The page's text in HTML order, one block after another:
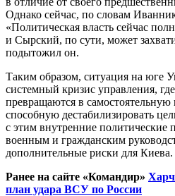
Однако сейчас, по словам
«Политическая власть сейчас
и Сырский, по сути, может
подытожил он.
Таким образом, ситуация на юге
системный кризис управления,
превращаются в самостоятельную
способную дестабилизировать
с этим внутренние политические
военным и гражданским
дополнительные риски для Киева.
Ранее на сайте «Командир»
план удара ВСУ по России